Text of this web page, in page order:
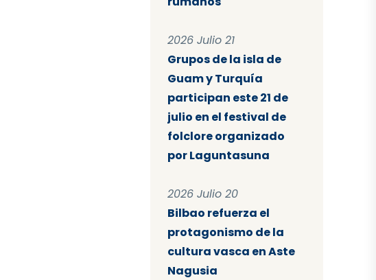
2026 Julio 21
Grupos de la isla de
Guam y Turquía
participan este 21 de
julio en el festival de
folclore organizado
por Laguntasuna
2026 Julio 20
Bilbao refuerza el
protagonismo de la
cultura vasca en Aste
Nagusia